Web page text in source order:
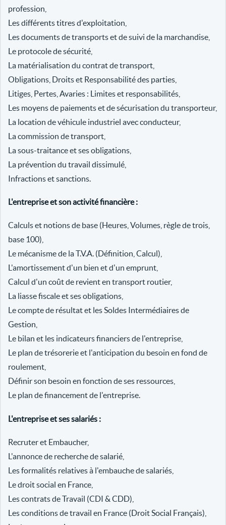
profession,
Les différents titres d'exploitation,
Les documents de transports et de suivi de la marchandise,
Le protocole de sécurité,
La matérialisation du contrat de transport,
Obligations, Droits et Responsabilité des parties,
Litiges, Pertes, Avaries : Limites et responsabilités,
Les moyens de paiements et de sécurisation du transporteur,
La location de véhicule industriel avec conducteur,
La commission de transport,
La sous-traitance et ses obligations,
La prévention du travail dissimulé,
Infractions et sanctions.
L'entreprise et son activité financière :
Calculs et notions de base (Heures, Volumes, règle de trois,
base 100),
Le mécanisme de la T.V.A. (Définition, Calcul),
L'amortissement d'un bien et d'un emprunt,
Calcul d'un coût de revient en transport routier,
La liasse fiscale et ses obligations,
Le compte de résultat et les Soldes Intermédiaires de
Gestion,
Le bilan et les indicateurs financiers de l'entreprise,
Le plan de trésorerie et l'anticipation du besoin en fond de
roulement,
Définir son besoin en fonction de ses ressources,
Le plan de financement de l'entreprise.
L'entreprise et ses salariés :
Recruter et Embaucher,
L'annonce de recherche de salarié,
Les formalités relatives à l'embauche de salariés,
Le droit social en France,
Les contrats de Travail (CDI & CDD),
Les conditions de travail en France (Droit Social Français),